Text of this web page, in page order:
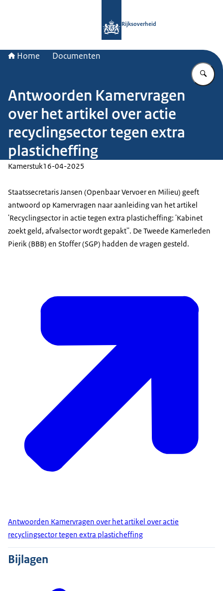
Rijksoverheid
Home Documenten
Antwoorden Kamervragen
over het artikel over actie
recyclingsector tegen extra
plasticheffing
Kamerstuk16-04-2025
Staatssecretaris Jansen (Openbaar Vervoer en Milieu) geeft
antwoord op Kamervragen naar aanleiding van het artikel
'Recyclingsector in actie tegen extra plasticheffing: 'Kabinet
zoekt geld, afvalsector wordt gepakt''. De Tweede Kamerleden
Pierik (BBB) en Stoffer (SGP) hadden de vragen gesteld.
Antwoorden Kamervragen over het artikel over actie
recyclingsector tegen extra plasticheffing
Bijlagen